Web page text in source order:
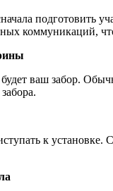
подготовить
коммуникаций,
ваш забор.
к установке.